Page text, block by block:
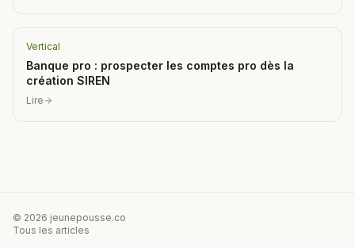
Vertical
Banque pro : prospecter les comptes pro dès la
création SIREN
Lire
© 2026 jeunepousse.co
Tous les articles